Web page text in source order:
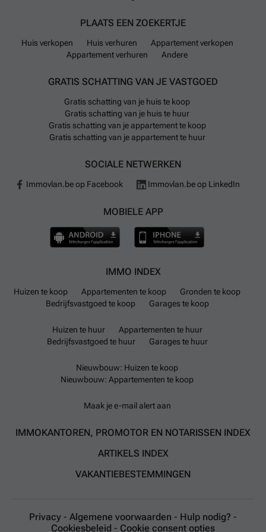
PLAATS EEN ZOEKERTJE
Huis verkopen Huis verhuren
Appartement verkopen
Appartement verhuren
Andere
GRATIS SCHATTING VAN JE VASTGOED
Gratis schatting van je huis te koop
Gratis schatting van je huis te huur
Gratis schatting van je appartement te koop
Gratis schatting van je appartement te huur
SOCIALE NETWERKEN
Immovlan.be op Facebook Immovlan.be op LinkedIn
MOBIELE APP
IMMO INDEX
Huizen te koop Appartementen te koop
Gronden te koop
Bedrijfsvastgoed te koop
Garages te koop
Huizen te huur
Appartementen te huur
Bedrijfsvastgoed te huur
Garages te huur
Nieuwbouw: Huizen te koop
Nieuwbouw: Appartementen te koop
Maak je e-mail alert aan
IMMOKANTOREN, PROMOTOR EN NOTARISSEN INDEX
ARTIKELS INDEX
VAKANTIEBESTEMMINGEN
Privacy - Algemene voorwaarden - Hulp nodig? -
Cookiesbeleid - Cookie consent opties